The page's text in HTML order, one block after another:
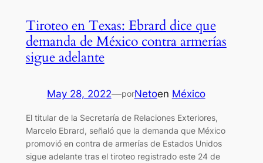
Tiroteo en Texas: Ebrard dice que
demanda de México contra armerías
sigue adelante
May 28, 2022—porNetoen México
El titular de la Secretaría de Relaciones Exteriores,
Marcelo Ebrard, señaló que la demanda que México
promovió en contra de armerías de Estados Unidos
sigue adelante tras el tiroteo registrado este 24 de